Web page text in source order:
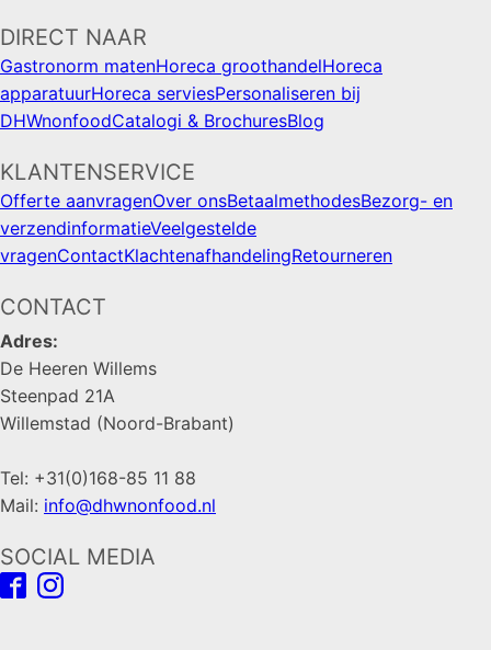
DIRECT NAAR
Gastronorm matenHoreca groothandelHoreca
apparatuurHoreca serviesPersonaliseren bij
DHWnonfoodCatalogi & BrochuresBlog
KLANTENSERVICE
Offerte aanvragenOver onsBetaalmethodesBezorg- en
verzendinformatieVeelgestelde
vragenContactKlachtenafhandelingRetourneren
CONTACT
Adres:
De Heeren Willems
Steenpad 21A
Willemstad (Noord-Brabant)
Tel: +31(0)168-85 11 88
Mail: info@dhwnonfood.nl
SOCIAL MEDIA